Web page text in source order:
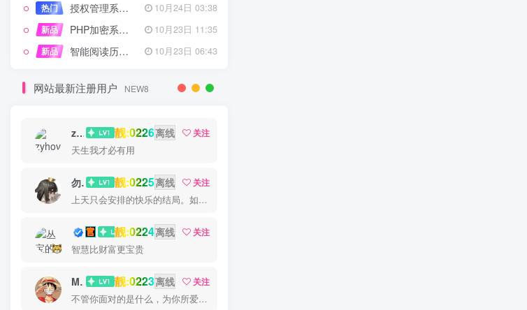
热门
授权管理系统子比主题专版
10月24日 03:38
新品
PHP加密系统专业版
10月23日 11:35
新品
智能阅读历史系统 10月23日 06:43
网站最新注册用户 NEW8
zyhove 靓:0226离线
关注
天生我才必有用
勿听 靓:0225离线
关注
上天只会安排的快乐的结局。如果不快乐，说明还不是最后结局
丛宝 靓:0224离线
关注
智慧比财富更宝贵
MS-康娃 靓:0223离线
关注
不管你面对的是什么，为你所爱的而奋斗都会是值得的